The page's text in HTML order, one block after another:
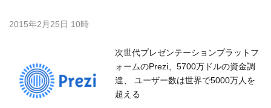
2015年2月25日 10時
次世代プレゼンテーションプラットフ
ォームのPrezi、5700万ドルの資金調
達、 ユーザー数は世界で5000万人を
超える